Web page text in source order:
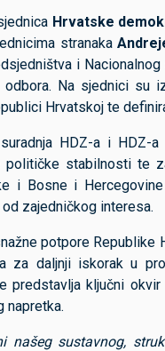
Hrvatske
stranaka
i
Na sjednici su
Hrvatskoj te
HDZ-a i
političke stabilnosti te
i Bosne i
zajedničkog interesa.
potpore
za daljnji iskorak u
predstavlja ključni
napretka.
sustavnog,